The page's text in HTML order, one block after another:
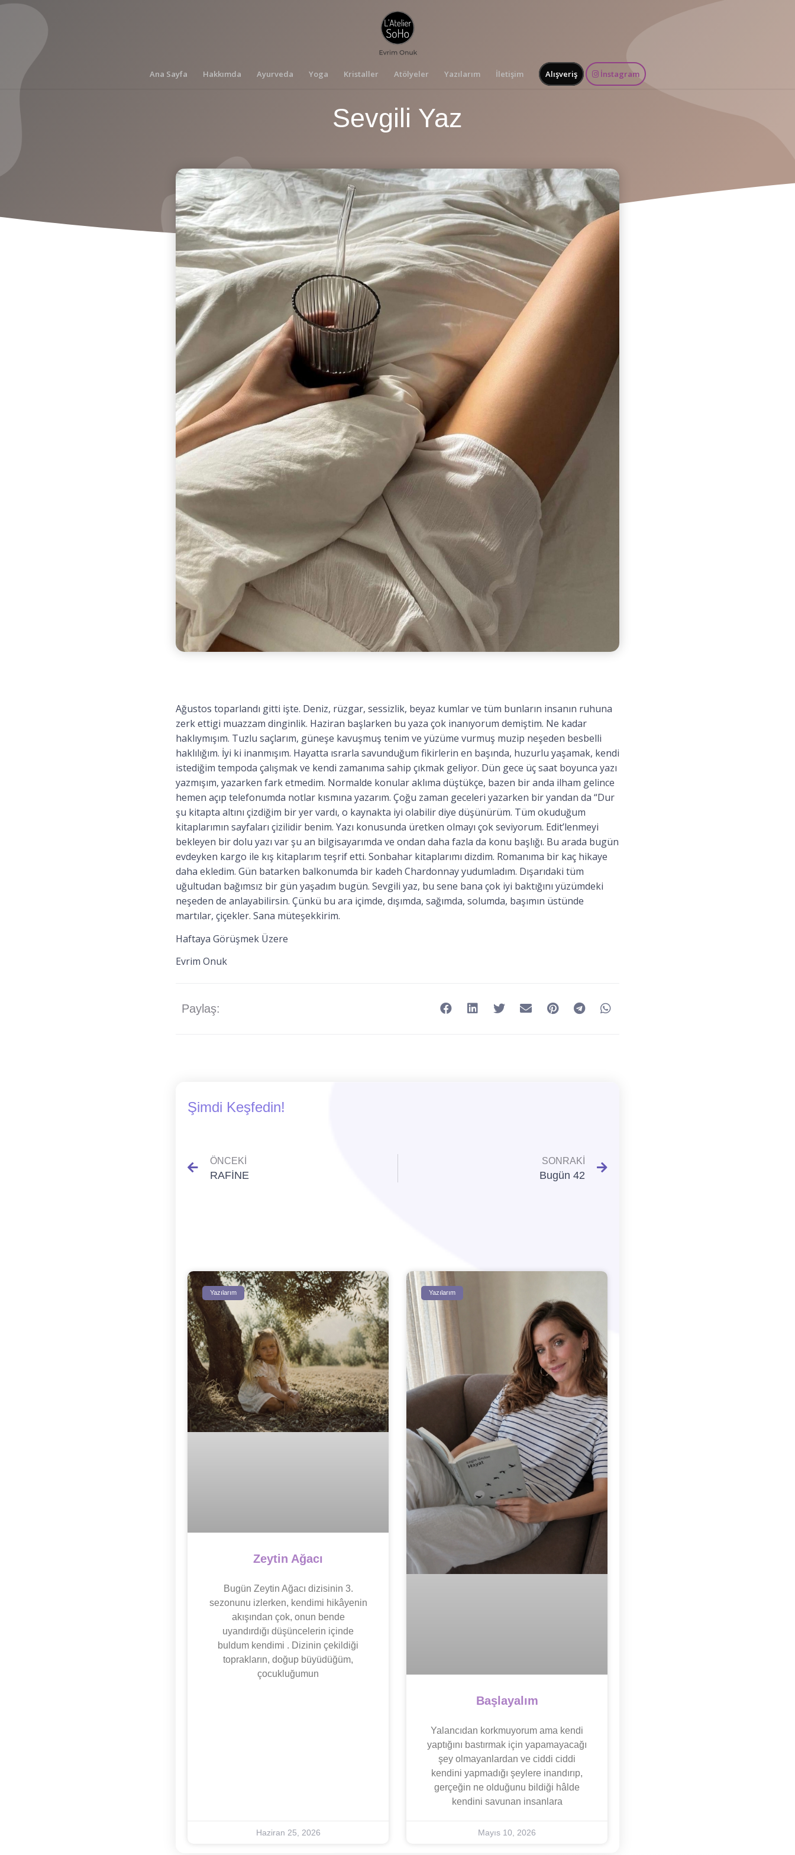
Ana Sayfa Hakkımda Ayurveda Yoga Kristaller Atölyeler Yazılarım İletişim Alışveriş İnstagram
Sevgili Yaz
Ağustos toparlandı gitti işte. Deniz, rüzgar, sessizlik, beyaz kumlar ve tüm bunların insanın ruhuna
zerk ettigi muazzam dinginlik. Haziran başlarken bu yaza çok inanıyorum demiştim. Ne kadar
haklıymışım. Tuzlu saçlarım, güneşe kavuşmuş tenim ve yüzüme vurmuş muzip neşeden besbelli
haklılığım. İyi ki inanmışım. Hayatta ısrarla savunduğum fikirlerin en başında, huzurlu yaşamak, kendi
istediğim tempoda çalışmak ve kendi zamanıma sahip çıkmak geliyor. Dün gece üç saat boyunca yazı
yazmışım, yazarken fark etmedim. Normalde konular aklıma düştükçe, bazen bir anda ilham gelince
hemen açıp telefonumda notlar kısmına yazarım. Çoğu zaman geceleri yazarken bir yandan da “Dur
şu kitapta altını çizdiğim bir yer vardı, o kaynakta iyi olabilir diye düşünürüm. Tüm okuduğum
kitaplarımın sayfaları çizilidir benim. Yazı konusunda üretken olmayı çok seviyorum. Edit’lenmeyi
bekleyen bir dolu yazı var şu an bilgisayarımda ve ondan daha fazla da konu başlığı. Bu arada bugün
evdeyken kargo ile kış kitaplarım teşrif etti. Sonbahar kitaplarımı dizdim. Romanıma bir kaç hikaye
daha ekledim. Gün batarken balkonumda bir kadeh Chardonnay yudumladım. Dışarıdaki tüm
uğultudan bağımsız bir gün yaşadım bugün. Sevgili yaz, bu sene bana çok iyi baktığını yüzümdeki
neşeden de anlayabilirsin. Çünkü bu ara içimde, dışımda, sağımda, solumda, başımın üstünde
martılar, çiçekler. Sana müteşekkirim.
Haftaya Görüşmek Üzere
Evrim Onuk
Paylaş:
Şimdi Keşfedin!
ÖNCEKI
RAFİNE
SONRAKI
Bugün 42
Yazılarım
Zeytin Ağacı
Bugün Zeytin Ağacı dizisinin 3.
sezonunu izlerken, kendimi hikâyenin
akışından çok, onun bende
uyandırdığı düşüncelerin içinde
buldum kendimi . Dizinin çekildiği
toprakların, doğup büyüdüğüm,
çocukluğumun
Haziran 25, 2026
Yazılarım
Başlayalım
Yalancıdan korkmuyorum ama kendi
yaptığını bastırmak için yapamayacağı
şey olmayanlardan ve ciddi ciddi
kendini yapmadığı şeylere inandırıp,
gerçeğin ne olduğunu bildiği hâlde
kendini savunan insanlara
Mayıs 10, 2026